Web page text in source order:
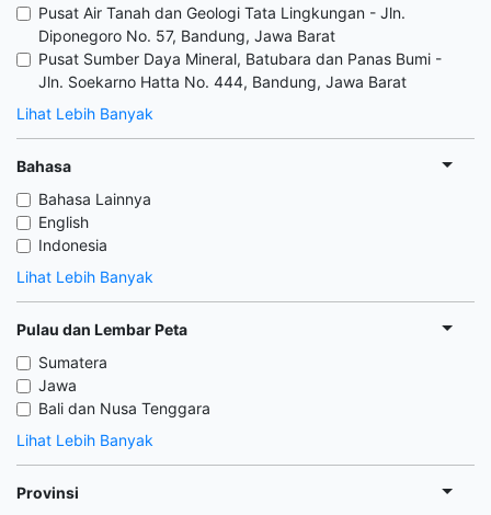
Pusat Air Tanah dan Geologi Tata Lingkungan - Jln.
Diponegoro No. 57, Bandung, Jawa Barat
Pusat Sumber Daya Mineral, Batubara dan Panas Bumi -
Jln. Soekarno Hatta No. 444, Bandung, Jawa Barat
Lihat Lebih Banyak
Bahasa
Bahasa Lainnya
English
Indonesia
Lihat Lebih Banyak
Pulau dan Lembar Peta
Sumatera
Jawa
Bali dan Nusa Tenggara
Lihat Lebih Banyak
Provinsi